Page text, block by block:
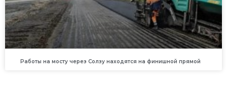
Работы на мосту через Солзу находятся на финишной прямой